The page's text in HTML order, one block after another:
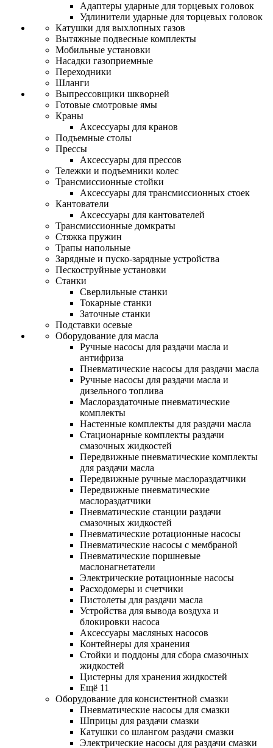
Адаптеры ударные для торцевых головок
Удлинители ударные для торцевых головок
Катушки для выхлопных газов
Вытяжные подвесные комплекты
Мобильные установки
Насадки газоприемные
Переходники
Шланги
Выпрессовщики шкворней
Готовые смотровые ямы
Краны
Аксессуары для кранов
Подъемные столы
Прессы
Аксессуары для прессов
Тележки и подъемники колес
Трансмиссионные стойки
Аксессуары для трансмиссионных стоек
Кантователи
Аксессуары для кантователей
Трансмиссионные домкраты
Стяжка пружин
Трапы напольные
Зарядные и пуско-зарядные устройства
Пескоструйные установки
Станки
Сверлильные станки
Токарные станки
Заточные станки
Подставки осевые
Оборудование для масла
Ручные насосы для раздачи масла и
антифриза
Пневматические насосы для раздачи масла
Ручные насосы для раздачи масла и
дизельного топлива
Маслораздаточные пневматические
комплекты
Настенные комплекты для раздачи масла
Стационарные комплекты раздачи
смазочных жидкостей
Передвижные пневматические комплекты
для раздачи масла
Передвижные ручные маслораздатчики
Передвижные пневматические
маслораздатчики
Пневматические станции раздачи
смазочных жидкостей
Пневматические ротационные насосы
Пневматические насосы с мембраной
Пневматические поршневые
маслонагнетатели
Электрические ротационные насосы
Расходомеры и счетчики
Пистолеты для раздачи масла
Устройства для вывода воздуха и
блокировки насоса
Аксессуары масляных насосов
Контейнеры для хранения
Стойки и поддоны для сбора смазочных
жидкостей
Цистерны для хранения жидкостей
Ещё 11
Оборудование для консистентной смазки
Пневматические насосы для смазки
Шприцы для раздачи смазки
Катушки со шлангом раздачи смазки
Электрические насосы для раздачи смазки